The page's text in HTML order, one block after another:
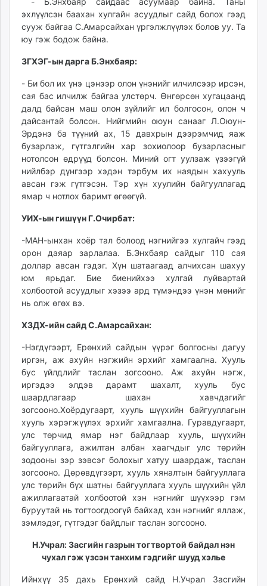
эхлүүлсэн баахан хулгайн асуудлыг сайд болох гээд
сууж байгаа С.Амарсайхан үргэлжлүүлэх болов уу. Та
юу гэж бодож байна.
ЗГХЭГ-ын дарга Б.Энхбаяр:
- Би бол их үнэ цэнээр олон үнэнийг илчилсээр ирсэн,
сая бас илчилж байгаа улстөрч. Өнгөрсөн хугацаанд
далд байсан маш олон зүйлийг ил болгосон, олон ч
дайсантай болсон. Нийгмийн оюун санааг Л.Оюун-
Эрдэнэ ба түүний ах, 15 давхрын дээрэмчид яаж
бузарлаж, гүтгэлгийн хар зохиолоор бузарласныг
нотолсон өдрүүд болсон. Миний огт уулзаж үзээгүй
нийлбэр дүнгээр хэдэн тэрбум их наядын хахууль
авсан гэж гүтгэсэн. Тэр хүн хуулийн байгууллагад
ямар ч нотлох баримт өгөөгүй.
УИХ-ын гишүүн Г.Очирбат:
-МАН-ынхан хоёр тал болоод нэгнийгээ хулгайч гээд
орон даяар зарлалаа. Б.Энхбаяр сайдыг 110 сая
доллар авсан гэдэг. Хүн шатаагаад алчихсан шахуу
юм ярьдаг. Бие биенийхээ хулгай луйвартай
холбоотой асуудлыг хэзээ ард түмэндээ үнэн мөнийг
нь олж өгөх вэ.
ХЗДХ-ийн сайд С.Амарсайхан:
-Нэгдүгээрт, Ерөнхий сайдын үүрэг болгосны дагуу
иргэн, аж ахуйн нэгжийн эрхийг хамгаална. Хууль
бус үйлдлийг таслан зогсооно. Аж ахуйн нэгж,
иргэдээ элдэв дарамт шахалт, хууль бус
шаардлагаар шахан хавчдагийг
зогсооно.Хоёрдугаарт, хууль шүүхийн байгууллагын
хууль хэрэгжүүлэх эрхийг хамгаална. Гуравдугаарт,
улс төрчид ямар нэг байдлаар хууль, шүүхийн
байгууллага, ажилтан албан хаагчдыг улс төрийн
зодооны зэр зэвсэг болохыг хатуу шаардаж, таслан
зогсооно. Дөрөвдүгээрт, хууль хяналтын байгууллага
улс төрийн бүх шатны байгууллага хууль шүүхийн үйл
ажиллагаатай холбоотой хэн нэгнийг шүүхээр гэм
буруутай нь тогтоогдоогүй байхад хэн нэгнийг яллаж,
зэмлэдэг, гүтгэдэг байдлыг таслан зогсооно.
Н.Учрал: Засгийн газрын тогтвортой байдал нэн
чухал гэж үзсэн танхим гэдгийг шууд хэлье
Ийнхүү 35 дахь Ерөнхий сайд Н.Учрал Засгийн